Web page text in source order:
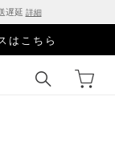
遅延 詳細
はこちら